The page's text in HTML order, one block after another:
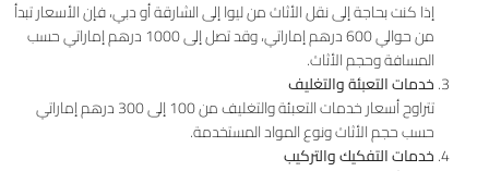
إذا كنت بحاجة إلى نقل الأثاث من ليوا إلى الشارقة أو دبي، فإن الأسعار تبدأ
من حوالي 600 درهم إماراتي، وقد تصل إلى 1000 درهم إماراتي حسب
المسافة وحجم الأثاث.
خدمات التعبئة والتغليف
تتراوح أسعار خدمات التعبئة والتغليف من 100 إلى 300 درهم إماراتي
حسب حجم الأثاث ونوع المواد المستخدمة.
خدمات التفكيك والتركيب